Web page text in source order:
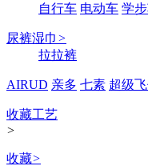
自行车 电动车 学
尿裤湿巾 >
拉拉裤
AIRUD 亲多 七素 超级
收藏工艺
>
收藏>